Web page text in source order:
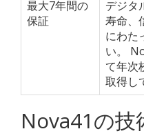
最大7年間の
保証
デジタ
寿命、
にわた
い。
て年次
取得し
Nova41の技